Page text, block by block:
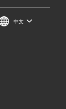
中文